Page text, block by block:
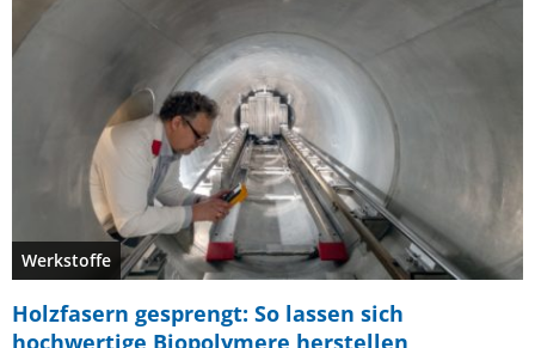
Werkstoffe
Holzfasern gesprengt: So lassen sich